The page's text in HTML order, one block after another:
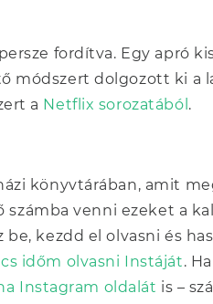
fordítva. Egy apró
dolgozott ki a
a Netflix sorozatából .
könyvtárában, amit
venni ezeket a
kezdd el olvasni és
időm olvasni Instáját.
Instagram oldalát is –